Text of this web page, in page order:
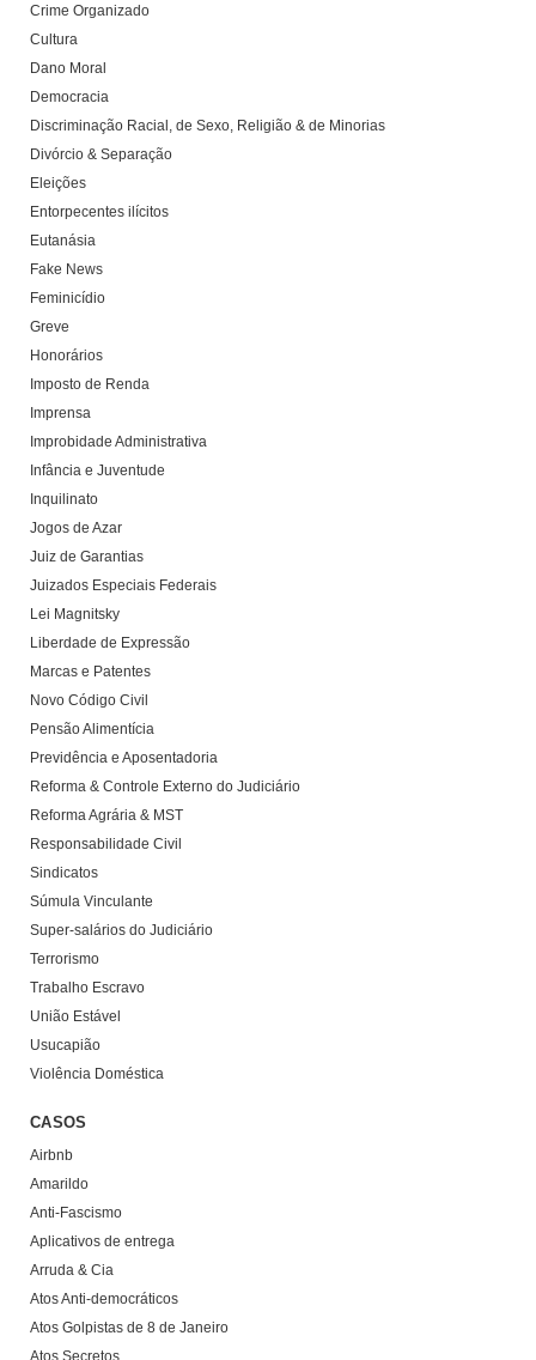
Crime Organizado
Cultura
Dano Moral
Democracia
Discriminação Racial, de Sexo, Religião & de Minorias
Divórcio & Separação
Eleições
Entorpecentes ilícitos
Eutanásia
Fake News
Feminicídio
Greve
Honorários
Imposto de Renda
Imprensa
Improbidade Administrativa
Infância e Juventude
Inquilinato
Jogos de Azar
Juiz de Garantias
Juizados Especiais Federais
Lei Magnitsky
Liberdade de Expressão
Marcas e Patentes
Novo Código Civil
Pensão Alimentícia
Previdência e Aposentadoria
Reforma & Controle Externo do Judiciário
Reforma Agrária & MST
Responsabilidade Civil
Sindicatos
Súmula Vinculante
Super-salários do Judiciário
Terrorismo
Trabalho Escravo
União Estável
Usucapião
Violência Doméstica
CASOS
Airbnb
Amarildo
Anti-Fascismo
Aplicativos de entrega
Arruda & Cia
Atos Anti-democráticos
Atos Golpistas de 8 de Janeiro